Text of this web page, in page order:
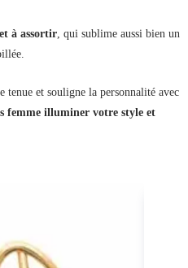
à assortir, qui sublime aussi bien un
tenue et souligne la personnalité avec
femme illuminer votre style et